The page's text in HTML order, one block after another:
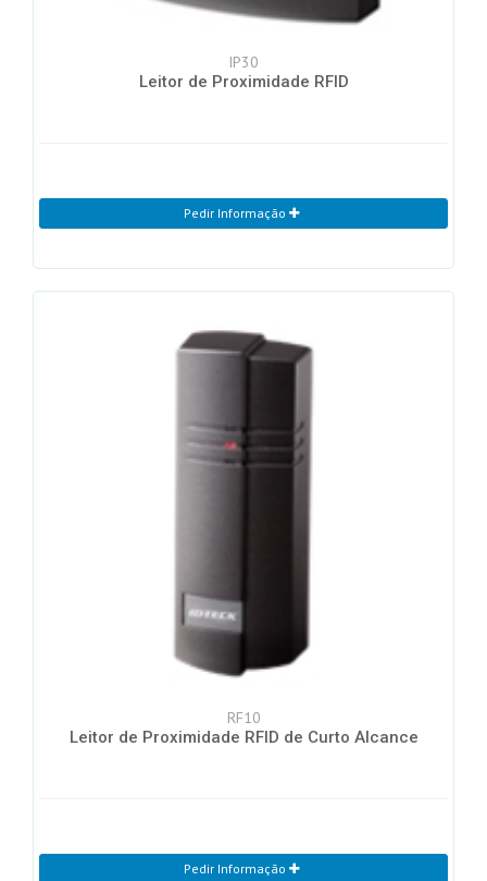
IP30
Leitor de Proximidade RFID
Pedir Informação
RF10
Leitor de Proximidade RFID de Curto Alcance
Pedir Informação